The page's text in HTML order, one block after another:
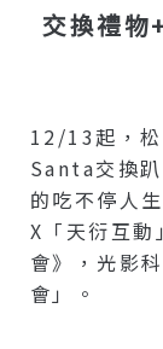
交換禮
12/13起，
Santa交換
的吃不停人
X「天衍互
會》，光影
會」。